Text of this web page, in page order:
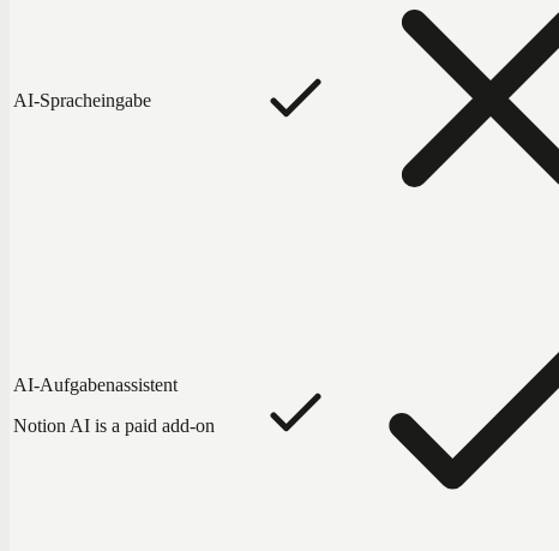
AI-Spracheingabe
AI-Aufgabenassistent
Notion AI is a paid add-on